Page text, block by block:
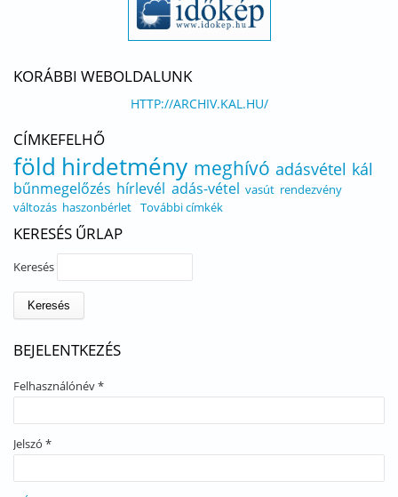
KORÁBBI WEBOLDALUNK
HTTP://ARCHIV.KAL.HU/
CÍMKEFELHŐ
föld hirdetmény meghívó adásvétel kál
bűnmegelőzés hírlevél adás-vétel vasút rendezvény
változás haszonbérlet További címkék
KERESÉS ŰRLAP
Keresés
BEJELENTKEZÉS
Felhasználónév*
Jelszó *